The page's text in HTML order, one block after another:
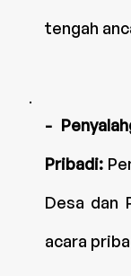
tengah
-
Pribadi:
Desa dan
acara